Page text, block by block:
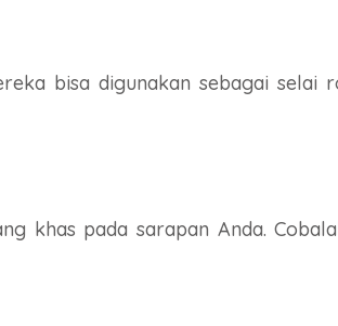
bisa digunakan sebagai selai
khas pada sarapan Anda.